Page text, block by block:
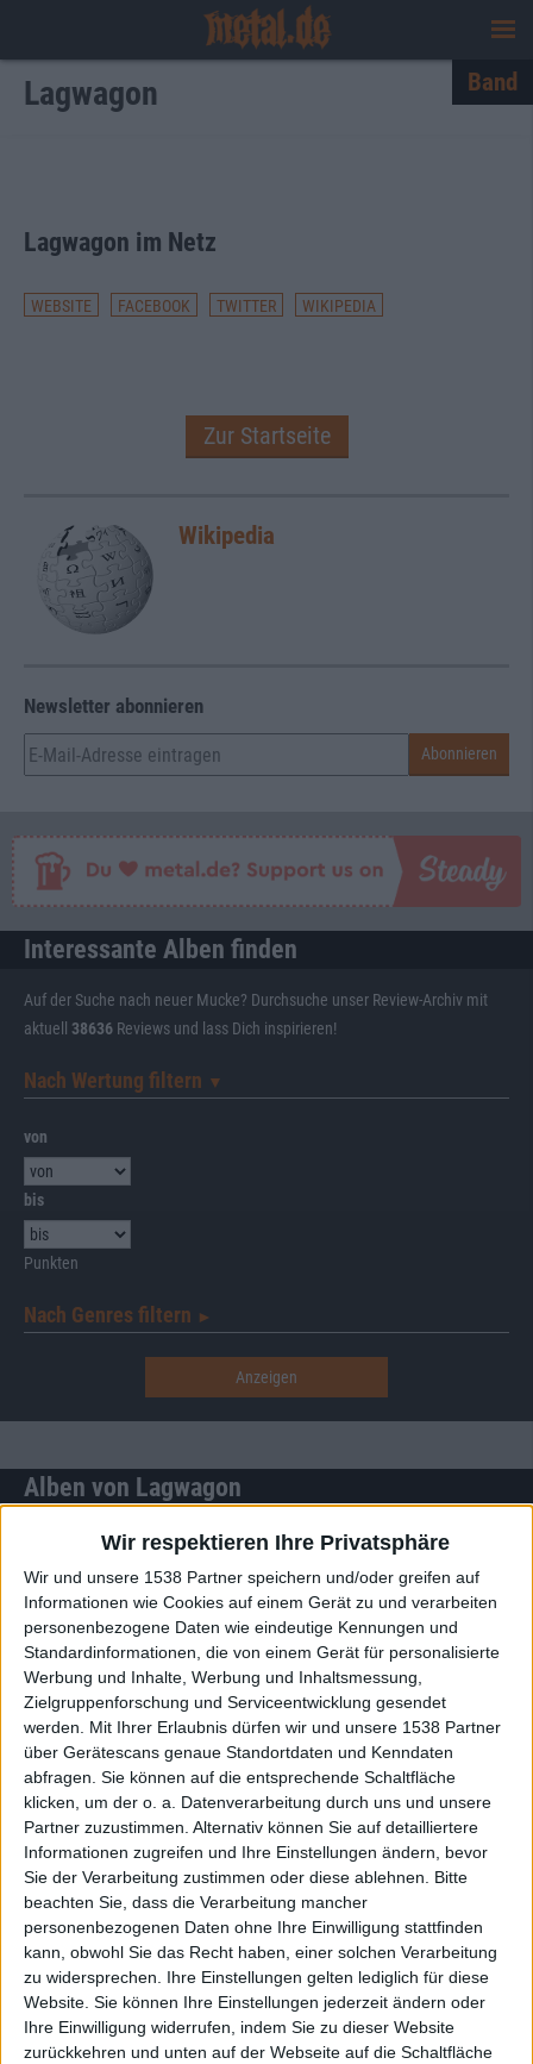
Wir respektieren Ihre Privatsphäre
Wir und unsere 1538 Partner speichern und/oder greifen auf
Informationen wie Cookies auf einem Gerät zu und verarbeiten
personenbezogene Daten wie eindeutige Kennungen und
Standardinformationen, die von einem Gerät für personalisierte
Werbung und Inhalte, Werbung und Inhaltsmessung,
Zielgruppenforschung und Serviceentwicklung gesendet
werden. Mit Ihrer Erlaubnis dürfen wir und unsere 1538 Partner
über Gerätescans genaue Standortdaten und Kenndaten
abfragen. Sie können auf die entsprechende Schaltfläche
klicken, um der o. a. Datenverarbeitung durch uns und unsere
Partner zuzustimmen. Alternativ können Sie auf detailliertere
Informationen zugreifen und Ihre Einstellungen ändern, bevor
Sie der Verarbeitung zustimmen oder diese ablehnen. Bitte
beachten Sie, dass die Verarbeitung mancher
personenbezogenen Daten ohne Ihre Einwilligung stattfinden
kann, obwohl Sie das Recht haben, einer solchen Verarbeitung
zu widersprechen. Ihre Einstellungen gelten lediglich für diese
Website. Sie können Ihre Einstellungen jederzeit ändern oder
Ihre Einwilligung widerrufen, indem Sie zu dieser Website
zurückkehren und unten auf der Webseite auf die Schaltfläche
Lagwagon Band
Lagwagon im Netz
WEBSITE FACEBOOK TWITTER WIKIPEDIA
Zur Startseite
Wikipedia
Newsletter abonnieren
Interessante Alben finden
Auf der Suche nach neuer Mucke? Durchsuche unser Review-Archiv mit
aktuell 38636 Reviews und lass Dich inspirieren!
Nach Wertung filtern ▼︎
von
bis
Punkten
Nach Genres filtern ►︎
Alben von Lagwagon
7/10
Review
Lagwagon
Railer
Aktuell